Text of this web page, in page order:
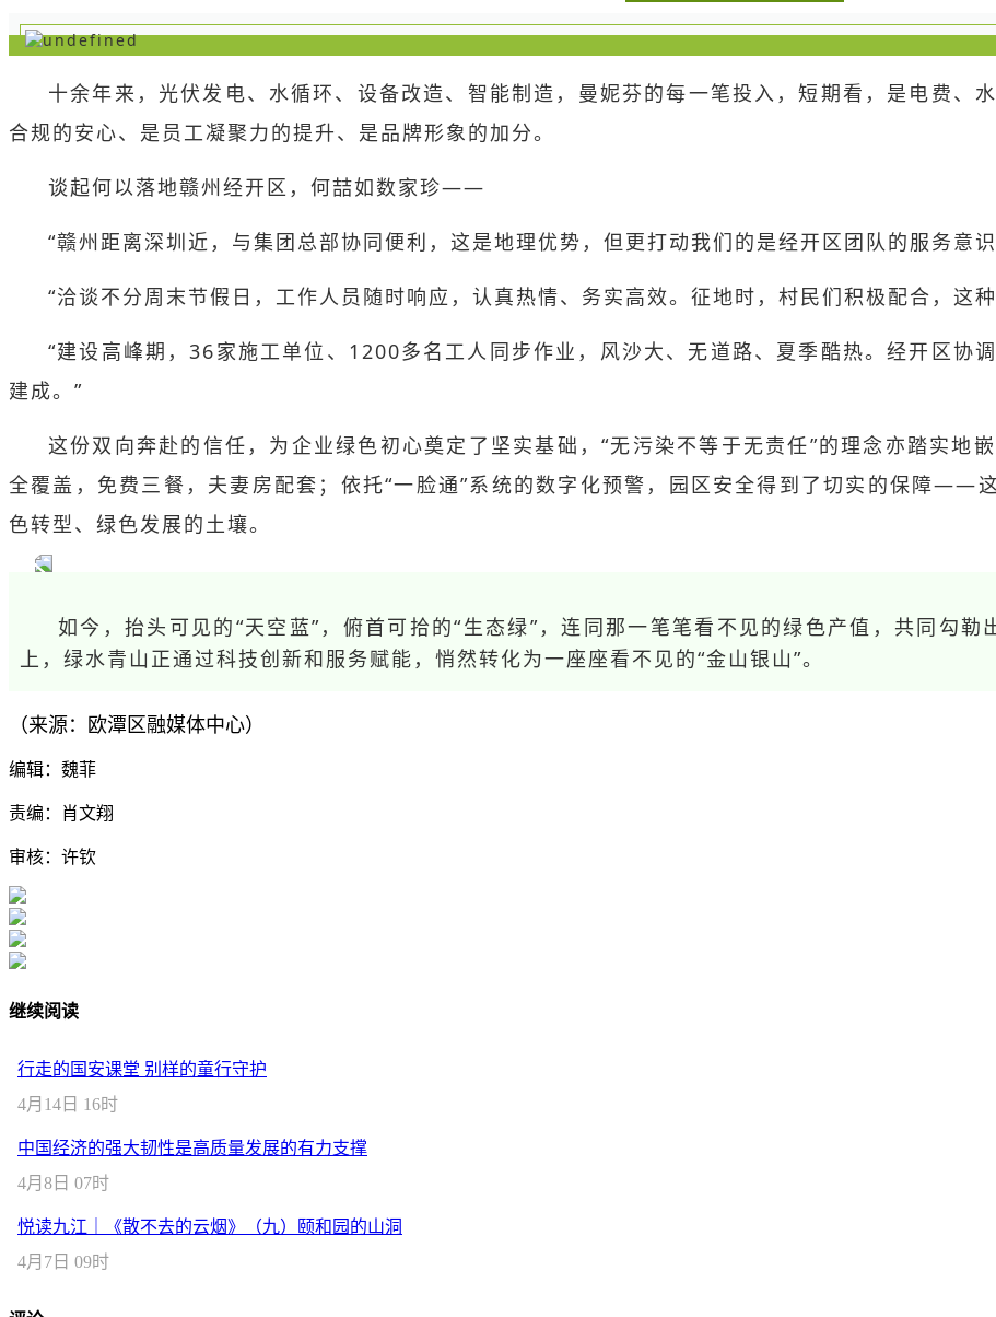
十余年来，光伏发电、水循环、设备改造、智能制造，曼妮芬的每一笔投入，短期看，是电费、
合规的安心、是员工凝聚力的提升、是品牌形象的加分。
谈起何以落地赣州经开区，何喆如数家珍——
“赣州距离深圳近，与集团总部协同便利，这是地理优势，但更打动我们的是经开区团队的服务意
“洽谈不分周末节假日，工作人员随时响应，认真热情、务实高效。征地时，村民们积极配合，这种
“建设高峰期，36家施工单位、1200多名工人同步作业，风沙大、无道路、夏季酷热。经开区协
建成。”
这份双向奔赴的信任，为企业绿色初心奠定了坚实基础，“无污染不等于无责任”的理念亦踏实地
全覆盖，免费三餐，夫妻房配套；依托“一脸通”系统的数字化预警，园区安全得到了切实的保障——
色转型、绿色发展的土壤。
如今，抬头可见的“天空蓝”，俯首可拾的“生态绿”，连同那一笔笔看不见的绿色产值，共同勾
上，绿水青山正通过科技创新和服务赋能，悄然转化为一座座看不见的“金山银山”。
（来源：欧潭区融媒体中心）
编辑：魏菲
责编：肖文翔
审核：许钦
继续阅读
行走的国安课堂 别样的童行守护
4月14日 16时
中国经济的强大韧性是高质量发展的有力支撑
4月8日 07时
悦读九江｜《散不去的云烟》（九）颐和园的山洞
4月7日 09时